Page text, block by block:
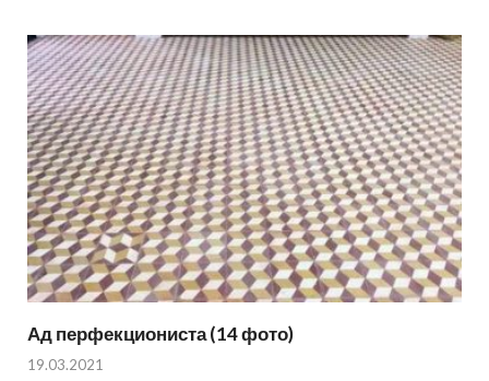
Ад перфекциониста (14 фото)
19.03.2021